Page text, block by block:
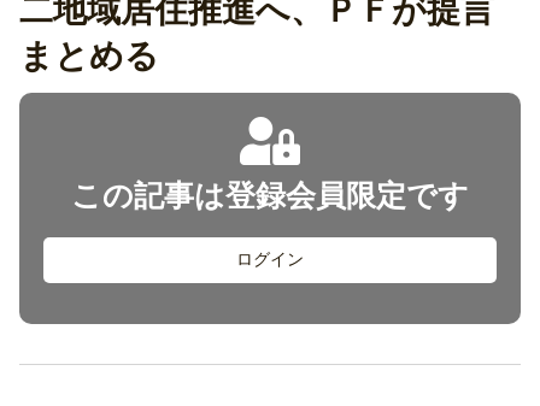
二地域居住推進へ、ＰＦが提言
まとめる
この記事は登録会員限定です
ログイン